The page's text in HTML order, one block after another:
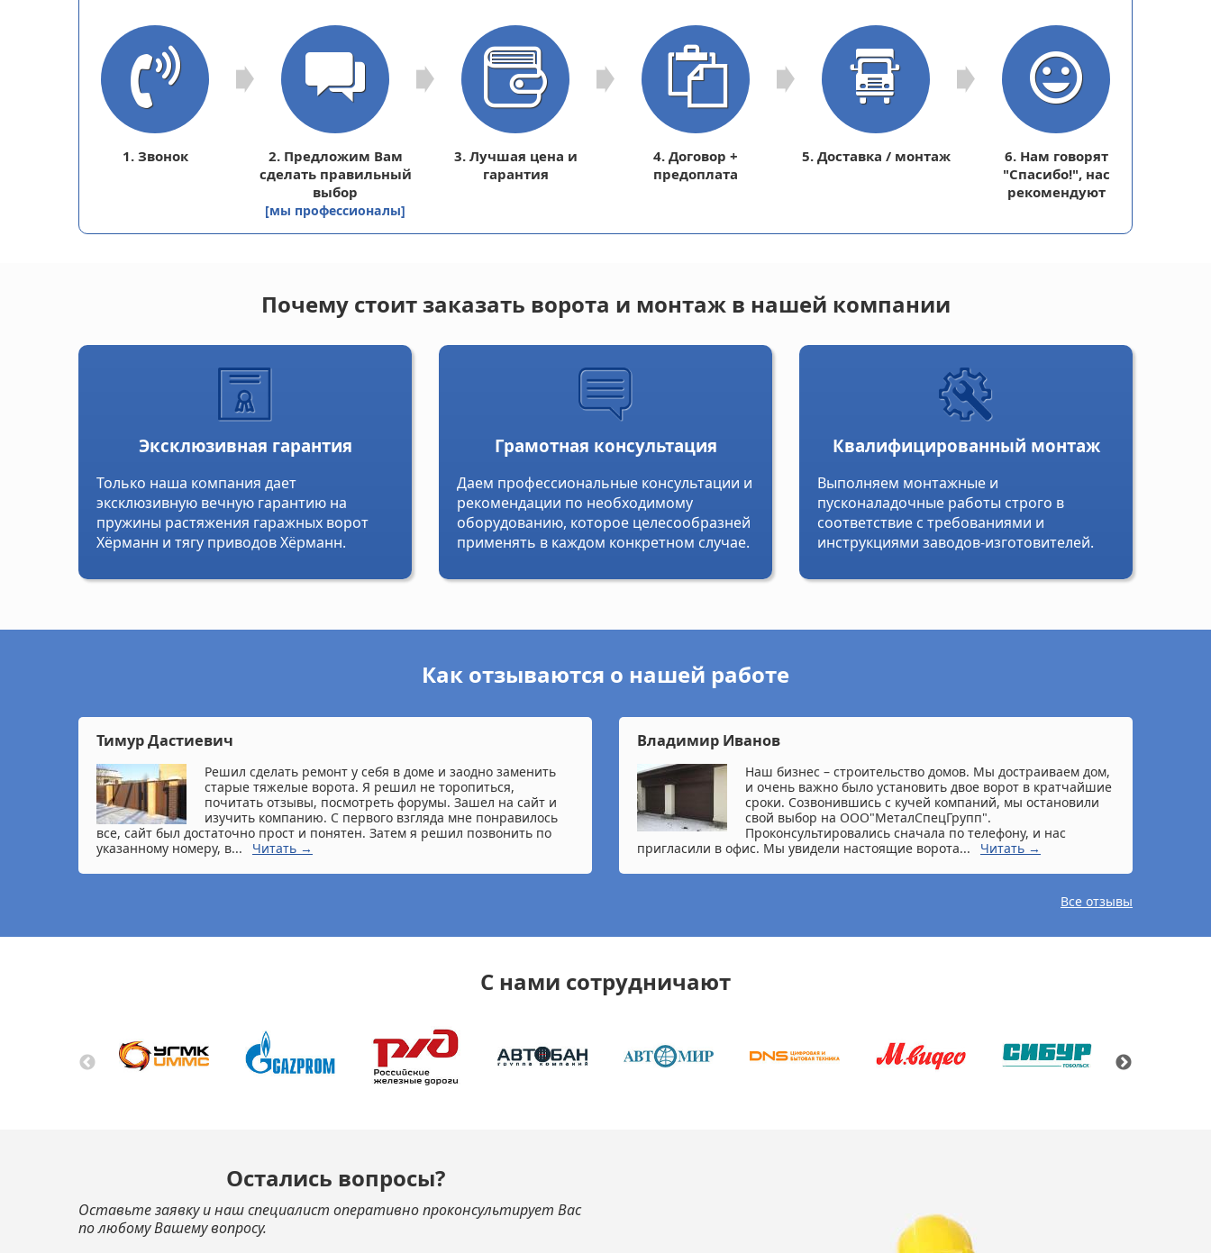
1. Звонок
2. Предложим Вам
сделать правильный
выбор
[мы профессионалы]
3. Лучшая цена и
гарантия
4. Договор +
предоплата
5. Доставка / монтаж
6. Нам говорят
"Спасибо!", нас
рекомендуют
Почему стоит заказать ворота и монтаж в нашей компании
Эксклюзивная гарантия
Только наша компания дает
эксклюзивную вечную гарантию на
пружины растяжения гаражных ворот
Хёрманн и тягу приводов Хёрманн.
Грамотная консультация
Даем профессиональные консультации и
рекомендации по необходимому
оборудованию, которое целесообразней
применять в каждом конкретном случае.
Квалифицированный монтаж
Выполняем монтажные и
пусконаладочные работы строго в
соответствие с требованиями и
инструкциями заводов-изготовителей.
Как отзываются о нашей работе
Тимур Дастиевич
Решил сделать ремонт у себя в доме и заодно заменить
старые тяжелые ворота. Я решил не торопиться,
почитать отзывы, посмотреть форумы. Зашел на сайт и
изучить компанию. С первого взгляда мне понравилось
все, сайт был достаточно прост и понятен. Затем я решил позвонить по
указанному номеру, в...
Читать →
Владимир Иванов
Наш бизнес – строительство домов. Мы достраиваем дом,
и очень важно было установить двое ворот в кратчайшие
сроки. Созвонившись с кучей компаний, мы остановили
свой выбор на ООО"МеталСпецГрупп".
Проконсультировались сначала по телефону, и нас
пригласили в офис. Мы увидели настоящие ворота...
Читать →
Все отзывы
С нами сотрудничают
Остались вопросы?
Оставьте заявку и наш специалист оперативно проконсультирует Вас
по любому Вашему вопросу.